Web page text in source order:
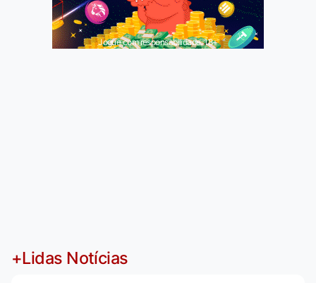
Jogue com responsabilidade. 18+
+Lidas Notícias